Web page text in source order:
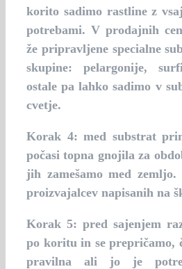
korito sadimo rastline z
potrebami. V prodajnih
že pripravljene specialne
skupine: pelargonije,
ostale pa lahko sadimo v
cvetje.
Korak 4: med substrat
počasi topna gnojila za
jih zamešamo med
proizvajalcev napisanih na
Korak 5: pred sajenjem
po koritu in se prepričamo,
pravilna ali jo je